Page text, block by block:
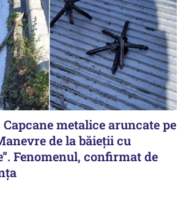
metalice aruncate pe
de la băieții cu
Fenomenul, confirmat de